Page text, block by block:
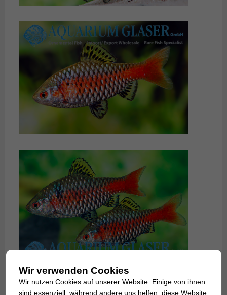
Wir verwenden Cookies
Wir nutzen Cookies auf unserer Website. Einige von ihnen
sind essenziell, während andere uns helfen, diese Website